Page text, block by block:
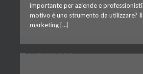
importante per aziende e
motivo è uno strumento da utilizzare?
marketing […]